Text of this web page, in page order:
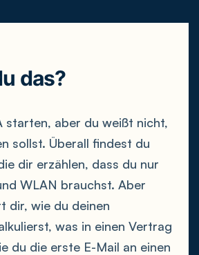
das?
starten, aber du weißt nicht,
sollst. Überall findest du
dir erzählen, dass du nur
WLAN brauchst. Aber
dir, wie du deinen
was in einen Vertrag
du die erste E-Mail an einen